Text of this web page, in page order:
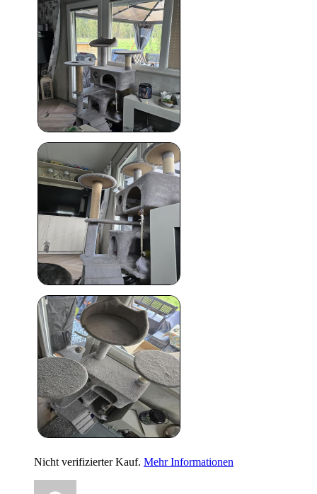
Nicht verifizierter Kauf. Mehr Informationen